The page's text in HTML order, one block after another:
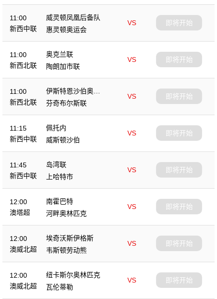
11:00
新西中联
威灵顿凤凰后备队
VS
惠灵顿奥运会
即将开始
11:00
新西北联
奥克兰联
VS
陶朗加市联
即将开始
11:00
新西北联
伊斯特恩沙伯奥克
兰
VS
芬奇布尔斯联
即将开始
11:15
新西中联
佩托内
VS
威斯顿沙伯
即将开始
11:45
新西中联
岛湾联
VS
上哈特市
即将开始
12:00
澳塔超
南霍巴特
VS
河畔奥林匹克
即将开始
12:00
澳威北超
埃奇沃斯伊格斯
VS
韦斯顿劳动熊
即将开始
12:00
澳威北超
纽卡斯尔奥林匹克
VS
瓦伦蒂勒
即将开始